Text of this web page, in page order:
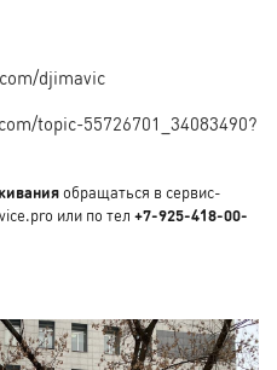
djimavic
topic-55726701_34083490?
обращаться в сервис-
или по тел +7-925-418-00-